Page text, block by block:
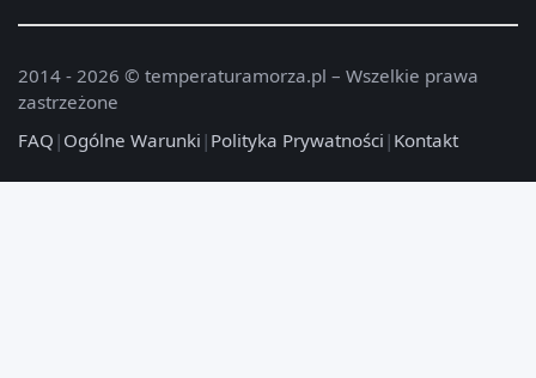
2014 - 2026 © temperaturamorza.pl – Wszelkie prawa
zastrzeżone
FAQ | Ogólne Warunki | Polityka Prywatności | Kontakt